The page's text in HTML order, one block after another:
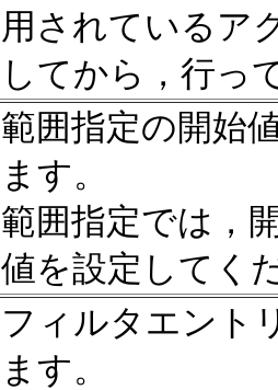
用されているア
してから，行っ
範囲指定の開始
ます。
範囲指定では，
値を設定してく
フィルタエント
ます。